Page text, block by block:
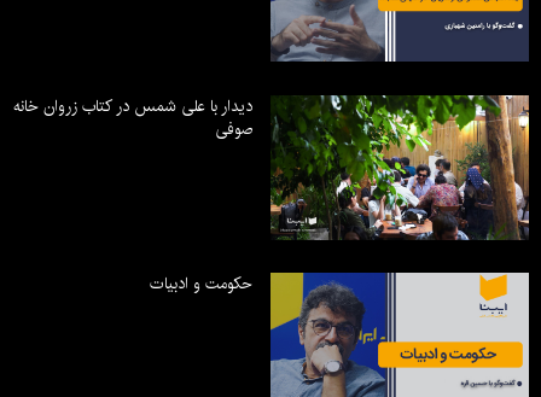
دیدار با علی شمس در کتاب زروان خانه
صوفی
حکومت و ادبیات